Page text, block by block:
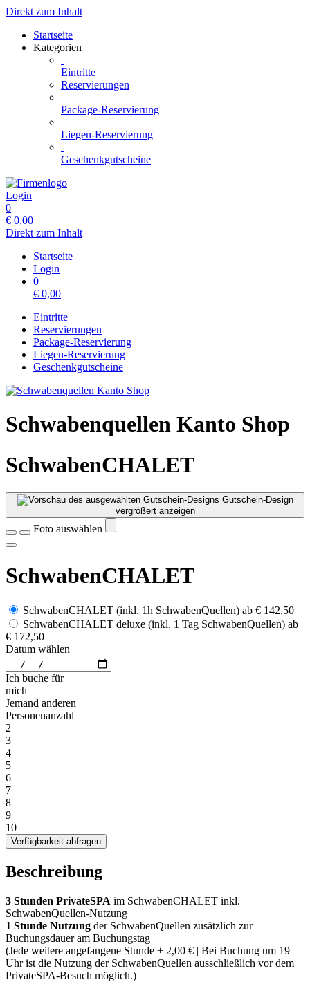
Direkt zum Inhalt
Startseite
Kategorien
Eintritte
Reservierungen
Package-Reservierung
Liegen-Reservierung
Geschenkgutscheine
Login
0
€ 0,00
Direkt zum Inhalt
Startseite
Login
0
€ 0,00
Eintritte
Reservierungen
Package-Reservierung
Liegen-Reservierung
Geschenkgutscheine
Schwabenquellen Kanto Shop
SchwabenCHALET
Gutschein-Design
vergrößert anzeigen
Foto auswählen
SchwabenCHALET
SchwabenCHALET (inkl. 1h SchwabenQuellen) ab € 142,50
SchwabenCHALET deluxe (inkl. 1 Tag SchwabenQuellen) ab
€ 172,50
Datum wählen
Ich buche für
mich
Jemand anderen
Personenanzahl
2
3
4
5
6
7
8
9
10
Verfügbarkeit abfragen
Beschreibung
3 Stunden PrivateSPA im SchwabenCHALET inkl.
SchwabenQuellen-Nutzung
1 Stunde Nutzung der SchwabenQuellen zusätzlich zur
Buchungsdauer am Buchungstag
(Jede weitere angefangene Stunde + 2,00 € | Bei Buchung um 19
Uhr ist die Nutzung der SchwabenQuellen ausschließlich vor dem
PrivateSPA-Besuch möglich.)